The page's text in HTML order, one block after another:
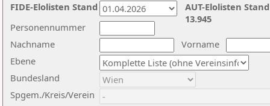
Nachname
Vorname
Ebene
Personennummer
Bundesland
Spgem./Kreis/Verein
AUT-Elolisten
13.945
FIDE-Elolisten Stand